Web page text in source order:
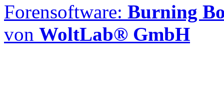
Forensoftware: Burning
von WoltLab® GmbH